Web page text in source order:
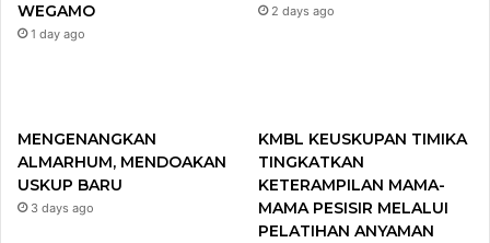
a
WEGAMO
1 day ago
2 days ago
MENGENANGKAN
ALMARHUM, MENDOAKAN
USKUP BARU
3 days ago
KMBL KEUSKUPAN TIMIKA
TINGKATKAN
KETERAMPILAN MAMA-
MAMA PESISIR MELALUI
PELATIHAN ANYAMAN